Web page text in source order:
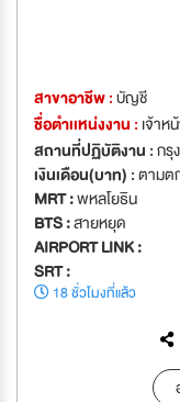
สาขาอาชีพ :บัญชี
ชื่อตำเเหน่งงาน : เจ้า
สถานที่ปฏิบัติงาน :กรุ
เงินเดือน(บาท) :ตามต
MRT :พหลโยธิน
BTS :สายหยุด
AIRPORT LINK :
SRT :
18 ชั่วโมงที่แล้ว